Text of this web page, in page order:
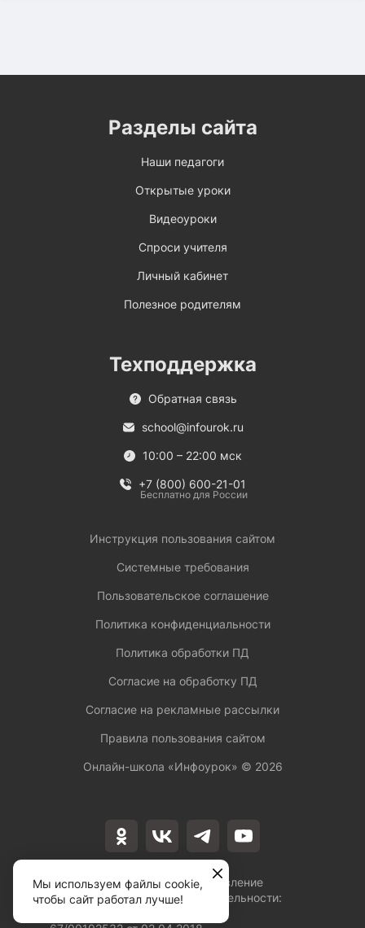
Лицензия на осуществление
образовательной деятельности:
Разделы сайта
Наши педагоги
Открытые уроки
Видеоуроки
Спроси учителя
Личный кабинет
Полезное родителям
Техподдержка
Обратная связь
school@infourok.ru
10:00 – 22:00 мск
+7 (800) 600-21-01
Бесплатно для России
Инструкция пользования сайтом
Системные требования
Пользовательское соглашение
Политика конфиденциальности
Политика обработки ПД
Согласие на обработку ПД
Согласие на рекламные рассылки
Правила пользования сайтом
Онлайн-школа «Инфоурок» © 2026
Мы используем файлы cookie,
чтобы сайт работал лучше!